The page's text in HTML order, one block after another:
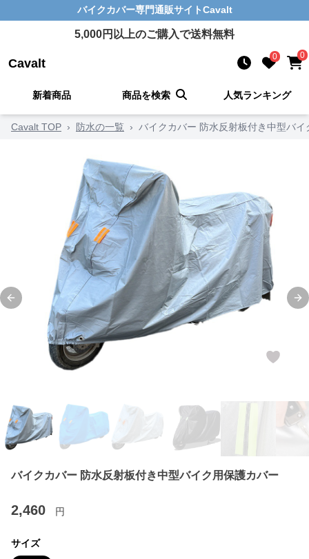
バイクカバー専門通販サイトCavalt
5,000円以上のご購入で送料無料
Cavalt 0 0
新着商品 商品を検索 人気ランキング
Cavalt TOP › 防水の一覧 › バイクカバー 防水反射板付き中型バイ
Previous slide
バイクカバー 防水反射板付き中型バイク用保護カバー
2,460 円
サイズ